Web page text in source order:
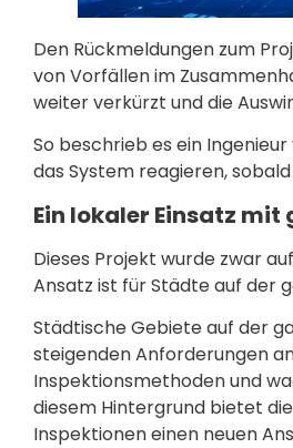
Den Rückmeldungen zum
von Vorfällen im
weiter verkürzt und die
So beschrieb es ein
das System reagieren,
Ein lokaler Einsatz mit
Dieses Projekt wurde zwar
Ansatz ist für Städte auf der
Städtische Gebiete auf der
steigenden Anforderungen
Inspektionsmethoden und
diesem Hintergrund bietet
Inspektionen einen neuen